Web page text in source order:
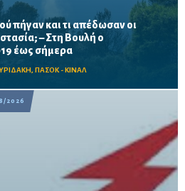
πήγαν και τι απέδωσαν οι
– Στη Βουλή ο
έως σήμερα
, ΠΑΣΟΚ - ΚΙΝΑΛ
των χρηματοδοτήσεων από
«ΑΙΓΙΣ» και AntiNero,
οχήματα, ε...
2026